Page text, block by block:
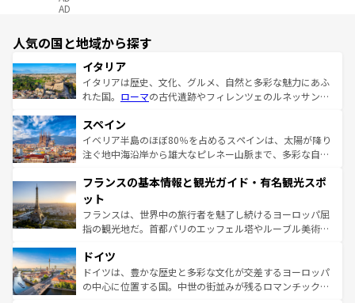
AD
人気の国と地域から探す
イタリア
イタリアは歴史、文化、グルメ、自然と多彩な魅力にあふ
れた国。 ローマの古代遺跡やフィレンツェのルネッサンス
ろん、トスカーナの美しい田園風景やアマルフィ海岸の絶
景など、自然景観も見逃せない。観光の合間には、本場の
ピザやパスタなど、絶品のイタリア料理を堪能することも
ませてくれるイタリアで、忘れられない旅をしてみよう！
なお、新着のイタリア情報は
しい。
スペイン
イベリア半島のほぼ80％を占めるスペインは、太陽が降り
注ぐ地中海沿岸から雄大なピレネー山脈まで、多彩な自然
文化が根付くこの国では、情熱的なフラメンコ、熱気あふ
れる闘牛、そして美味しいタパスが生活の一部となってい
る。首都マドリードの洗練された雰囲気や、バルセロナの
アートに溢れた街角から、地方では古代ローマ遺跡や中世
せる。地方によって風土や気候が異なるスペインはその個
性で訪れる人を魅了する。 なお、新着のスペイン情報は コ
ンテンツ一覧を参照してほしい。
フランスの基本情報と観光ガイド・有名観光スポ
ット
フランスは、世界中の旅行者を魅了し続けるヨーロッパ屈
指の観光地だ。首都パリのエッフェル塔やルーブル美術館
で、幅広い魅力が詰まっている。華麗な宮殿、歴史的な大
聖堂、美しいビーチ、そして豊かな自然が、訪れる者を心
から魅了する。また、フランスは美食の国としても知ら
ドイツ
ドイツは、豊かな歴史と多彩な文化が交差するヨーロッパ
の中心に位置する国。中世の街並みが残るロマンチック街